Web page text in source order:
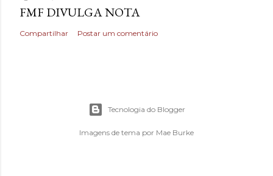
FMF DIVULGA NOTA
Compartilhar Postar um comentário
Tecnologia do Blogger
Imagens de tema por Mae Burke